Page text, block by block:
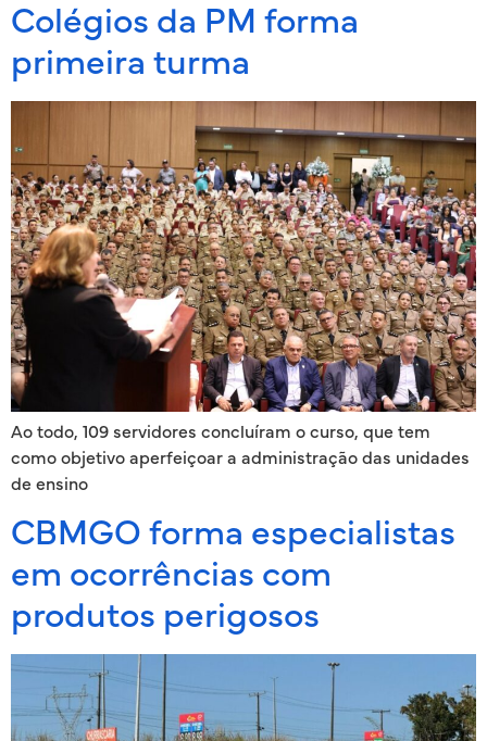
Colégios da PM forma
primeira turma
Ao todo, 109 servidores concluíram o curso, que tem
como objetivo aperfeiçoar a administração das unidades
de ensino
CBMGO forma especialistas
em ocorrências com
produtos perigosos